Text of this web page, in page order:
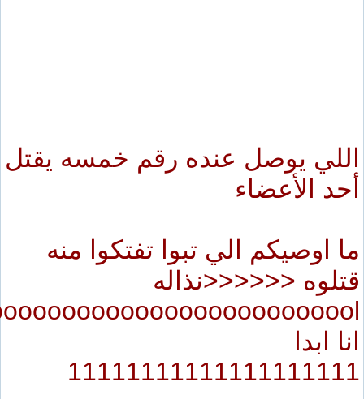
يوصل عنده رقم خمسه يقتل
الي تبوا تفتكوا منه
<<<<<<نذاله